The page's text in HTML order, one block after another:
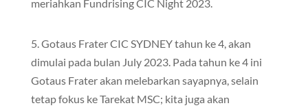
meriahkan Fundrising CIC Night 2023.
5. Gotaus Frater CIC SYDNEY tahun ke 4, akan
dimulai pada bulan July 2023. Pada tahun ke 4 ini
Gotaus Frater akan melebarkan sayapnya, selain
tetap fokus ke Tarekat MSC; kita juga akan